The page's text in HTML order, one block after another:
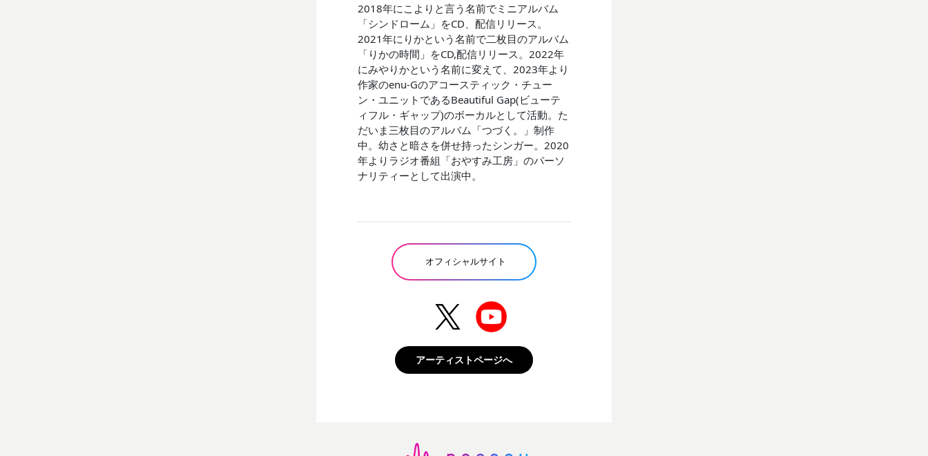
2018年にこよりと言う名前でミニアルバム
「シンドローム」をCD、配信リリース。
2021年にりかという名前で二枚目のアルバム
「りかの時間」をCD,配信リリース。2022年
にみやりかという名前に変えて、2023年より
作家のenu-Gのアコースティック・チュー
ン・ユニットであるBeautiful Gap(ビューテ
ィフル・ギャップ)のボーカルとして活動。た
だいま三枚目のアルバム「つづく。」制作
中。幼さと暗さを併せ持ったシンガー。2020
年よりラジオ番組「おやすみ工房」のパーソ
ナリティーとして出演中。
オフィシャルサイト
アーティストページへ